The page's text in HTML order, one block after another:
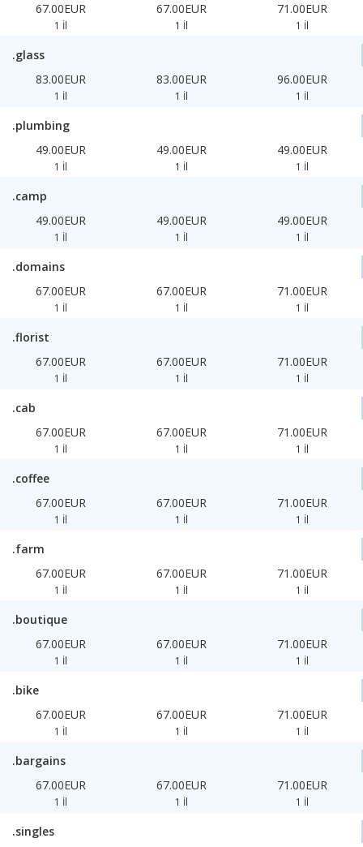
67.00EUR
1 İl
67.00EUR
1 İl
71.00EUR
1 İl
.glass
83.00EUR
1 İl
83.00EUR
1 İl
96.00EUR
1 İl
.plumbing
49.00EUR
1 İl
49.00EUR
1 İl
49.00EUR
1 İl
.camp
49.00EUR
1 İl
49.00EUR
1 İl
49.00EUR
1 İl
.domains
67.00EUR
1 İl
67.00EUR
1 İl
71.00EUR
1 İl
.florist
67.00EUR
1 İl
67.00EUR
1 İl
71.00EUR
1 İl
.cab
67.00EUR
1 İl
67.00EUR
1 İl
71.00EUR
1 İl
.coffee
67.00EUR
1 İl
67.00EUR
1 İl
71.00EUR
1 İl
.farm
67.00EUR
1 İl
67.00EUR
1 İl
71.00EUR
1 İl
.boutique
67.00EUR
1 İl
67.00EUR
1 İl
71.00EUR
1 İl
.bike
67.00EUR
1 İl
67.00EUR
1 İl
71.00EUR
1 İl
.bargains
67.00EUR
1 İl
67.00EUR
1 İl
71.00EUR
1 İl
.singles